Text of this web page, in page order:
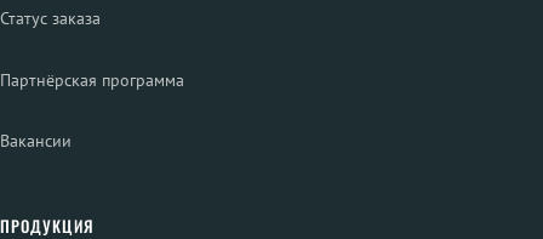
Статус заказа
Партнёрская программа
Вакансии
ПРОДУКЦИЯ